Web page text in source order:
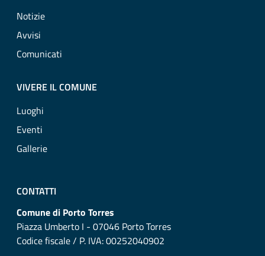
Notizie
Avvisi
Comunicati
VIVERE IL COMUNE
Luoghi
Eventi
Gallerie
CONTATTI
Comune di Porto Torres
Piazza Umberto I - 07046 Porto Torres
Codice fiscale / P. IVA: 00252040902